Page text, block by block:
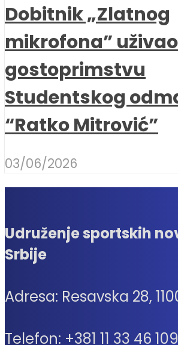
Dobitnik „Zlatnog
mikrofona”
gostoprimstvu
Studentskog
“Ratko Mitrović”
03/06/2026
Udruženje sportskih
Srbije
Adresa: Resavska 28,
Telefon: +381 11 33 46 109